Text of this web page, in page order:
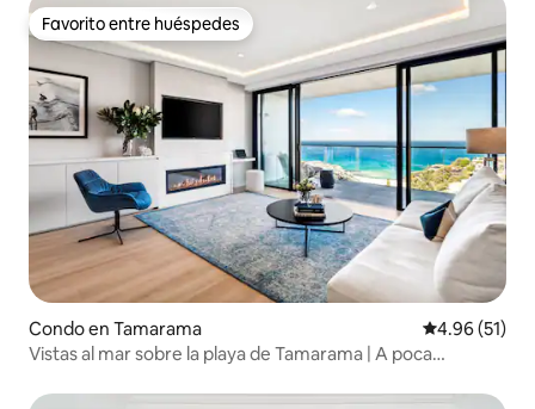
Favorito entre huéspedes
Favorito entre huéspedes
Condo en Tamarama Calificación
4.96 (51)
Vistas al mar sobre la playa de Tamarama | A poca